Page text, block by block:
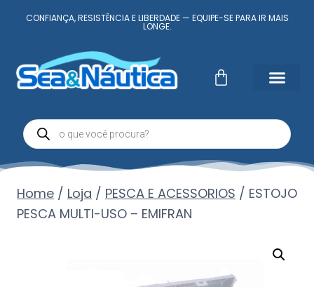
CONFIANÇA, RESISTÊNCIA E LIBERDADE — EQUIPE-SE PARA IR MAIS
LONGE.
Home / Loja / PESCA E ACESSORIOS / ESTOJO
PESCA MULTI-USO – EMIFRAN